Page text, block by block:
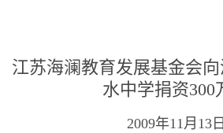
江苏海澜教育发展基金会
水中学捐资300
2009年11月13日